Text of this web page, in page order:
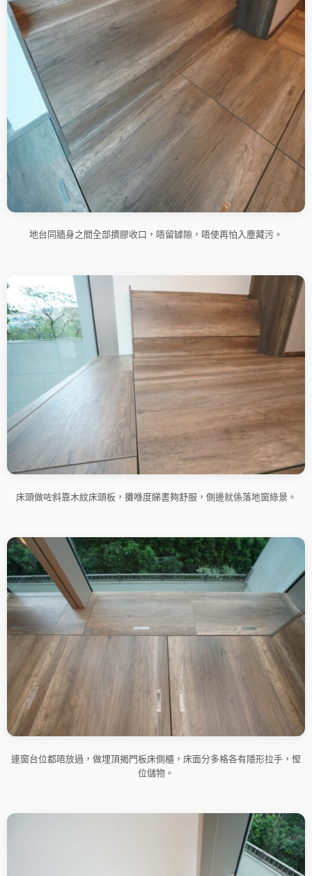
地台同牆身之間全部擠膠收口，唔留罅隙，唔使再怕入塵藏污。
床頭做咗斜靠木紋床頭板，攤喺度睇書夠舒服，側邊就係落地窗綠景。
連窗台位都唔放過，做埋頂揭門板床側櫃，床面分多格各有隱形拉手，慳
位儲物。